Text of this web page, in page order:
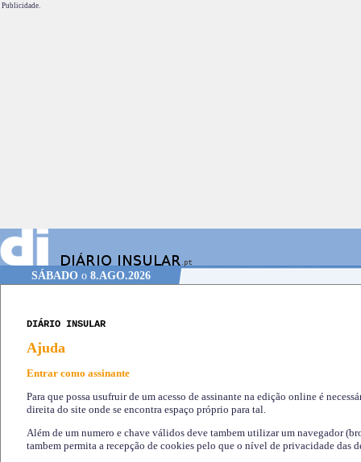
Publicidade.
SÁBADOo 8.AGO.2026
DIÁRIO INSULAR
Ajuda
Entrar como assinante
Para que possa usufruir de um acesso de assinante na edição online é
direita do site onde se encontra espaço próprio para tal.
Além de um numero e chave válidos deve tambem utilizar um navegador
tambem permita a recepção de cookies pelo que o nível de privacidade das